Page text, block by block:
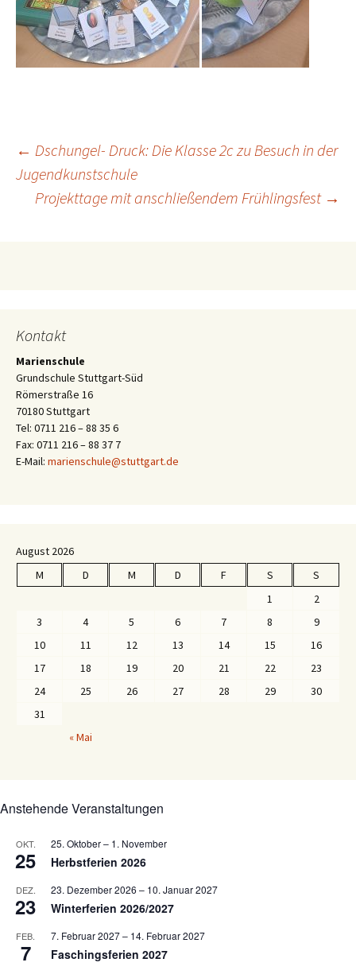
Beitragsnavigation
← Dschungel- Druck: Die Klasse 2c zu Besuch in der
Jugendkunstschule
Projekttage mit anschließendem Frühlingsfest →
Kontakt
Marienschule
Grundschule Stuttgart-Süd
Römerstraße 16
70180 Stuttgart
Tel: 0711 216 – 88 35 6
Fax: 0711 216 – 88 37 7
E-Mail: marienschule@stuttgart.de
August 2026
M
D M D F S
S
1
2
3
4 5 6 7 8
9
10
11 12 13 14 15
16
17
18 19 20 21 22
23
24
25 26 27 28 29
30
31
« Mai
Anstehende Veranstaltungen
OKT.
25
25. Oktober– 1. November
Herbstferien 2026
DEZ.
23
23. Dezember 2026 – 10. Januar 2027
Winterferien 2026/2027
FEB.
7
7. Februar 2027– 14. Februar 2027
Faschingsferien 2027